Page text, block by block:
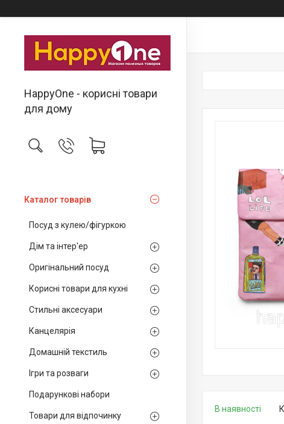
HappyOne - корисні товари
для дому
Каталог товарів
Посуд з кулею/фігуркою
Дім та інтер'ер
Оригінальний посуд
Корисні товари для кухні
Стильні аксесуари
Канцелярія
Домашній текстиль
Ігри та розваги
Подарункові набори
Товари для відпочинку
В наявності